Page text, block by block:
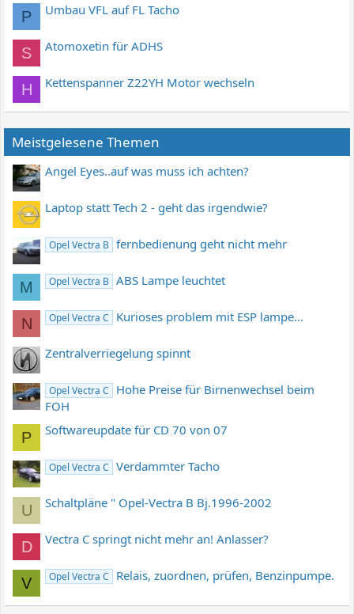
P Umbau VFL auf FL Tacho
S Atomoxetin für ADHS
H Kettenspanner Z22YH Motor wechseln
Meistgelesene Themen
Angel Eyes..auf was muss ich achten?
Laptop statt Tech 2 - geht das irgendwie?
Opel Vectra B fernbedienung geht nicht mehr
M Opel Vectra B ABS Lampe leuchtet
N Opel Vectra C Kurioses problem mit ESP lampe...
Zentralverriegelung spinnt
Opel Vectra C
Hohe Preise für Birnenwechsel beim
FOH
P Softwareupdate für CD 70 von 07
Opel Vectra C Verdammter Tacho
U Schaltpläne " Opel-Vectra B Bj.1996-2002
D Vectra C springt nicht mehr an! Anlasser?
V Opel Vectra C Relais, zuordnen, prüfen, Benzinpumpe.